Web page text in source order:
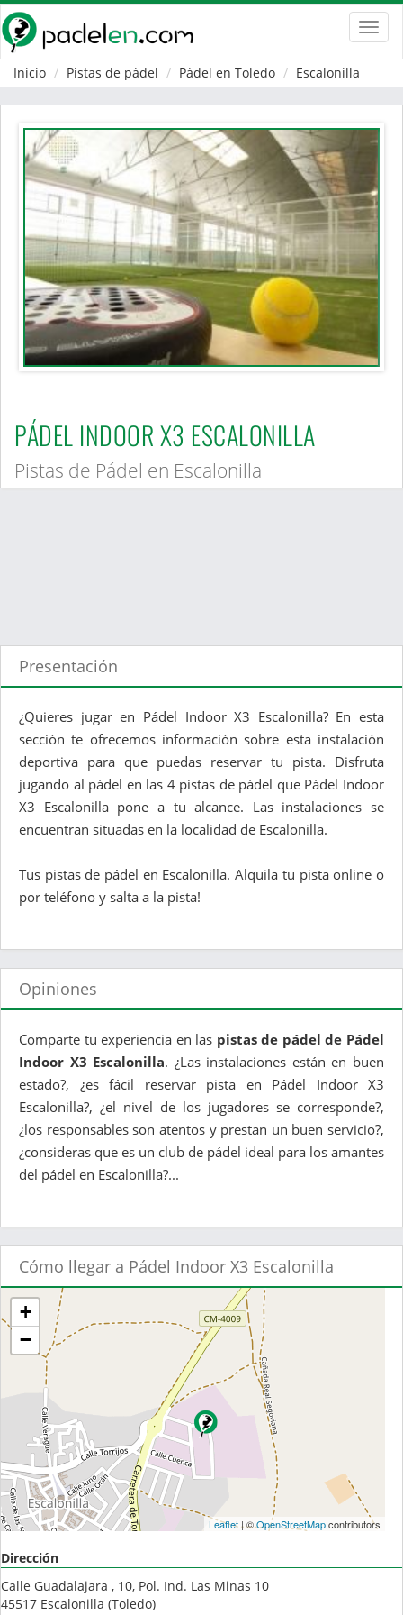
Inicio
Pistas de pádel Pádel en Toledo Escalonilla
PÁDEL INDOOR X3 ESCALONILLA
Pistas de Pádel en Escalonilla
Presentación
¿Quieres jugar en Pádel Indoor X3 Escalonilla? En esta
sección te ofrecemos información sobre esta instalación
deportiva para que puedas reservar tu pista. Disfruta
jugando al pádel en las 4 pistas de pádel que Pádel Indoor
X3 Escalonilla pone a tu alcance. Las instalaciones se
encuentran situadas en la localidad de Escalonilla.
Tus pistas de pádel en Escalonilla. Alquila tu pista online o
por teléfono y salta a la pista!
Opiniones
Comparte tu experiencia en las pistas de pádel de Pádel
Indoor X3 Escalonilla. ¿Las instalaciones están en buen
estado?, ¿es fácil reservar pista en Pádel Indoor X3
Escalonilla?, ¿el nivel de los jugadores se corresponde?,
¿los responsables son atentos y prestan un buen servicio?,
¿consideras que es un club de pádel ideal para los amantes
del pádel en Escalonilla?...
Cómo llegar a Pádel Indoor X3 Escalonilla
+
−
Leaflet| ©OpenStreetMapcontributors
Dirección
Calle Guadalajara , 10, Pol. Ind. Las Minas 10
45517 Escalonilla (Toledo)